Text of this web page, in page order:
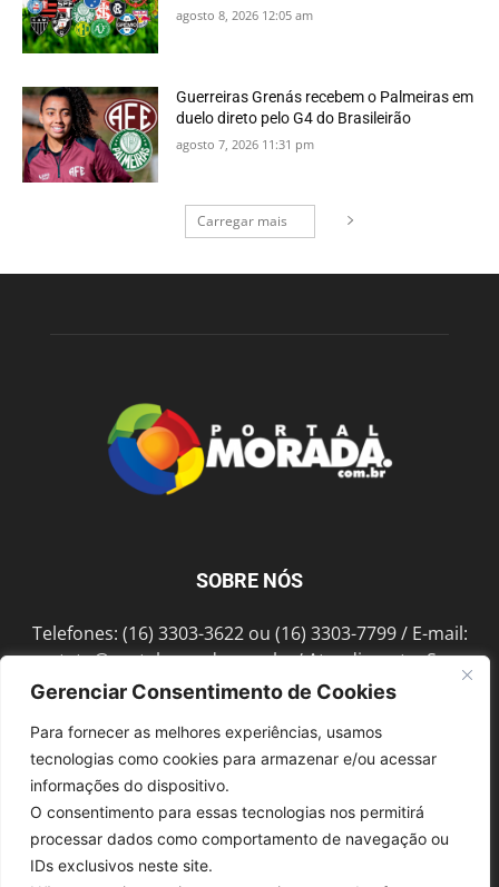
Gerenciar Consentimento de Cookies
Para fornecer as melhores experiências, usamos
tecnologias como cookies para armazenar e/ou acessar
informações do dispositivo.
O consentimento para essas tecnologias nos permitirá
processar dados como comportamento de navegação ou
IDs exclusivos neste site.
agosto 8, 2026 12:05 am
Guerreiras Grenás recebem o Palmeiras em
duelo direto pelo G4 do Brasileirão
agosto 7, 2026 11:31 pm
Carregar mais
SOBRE NÓS
Telefones: (16) 3303-3622 ou (16) 3303-7799 / E-mail:
contato@portalmorada.com.br/ Atendimento: Seg a
Sex das 8h às 18h / Endereço: Av. Bento de Abreu, 889
SIGA-NOS